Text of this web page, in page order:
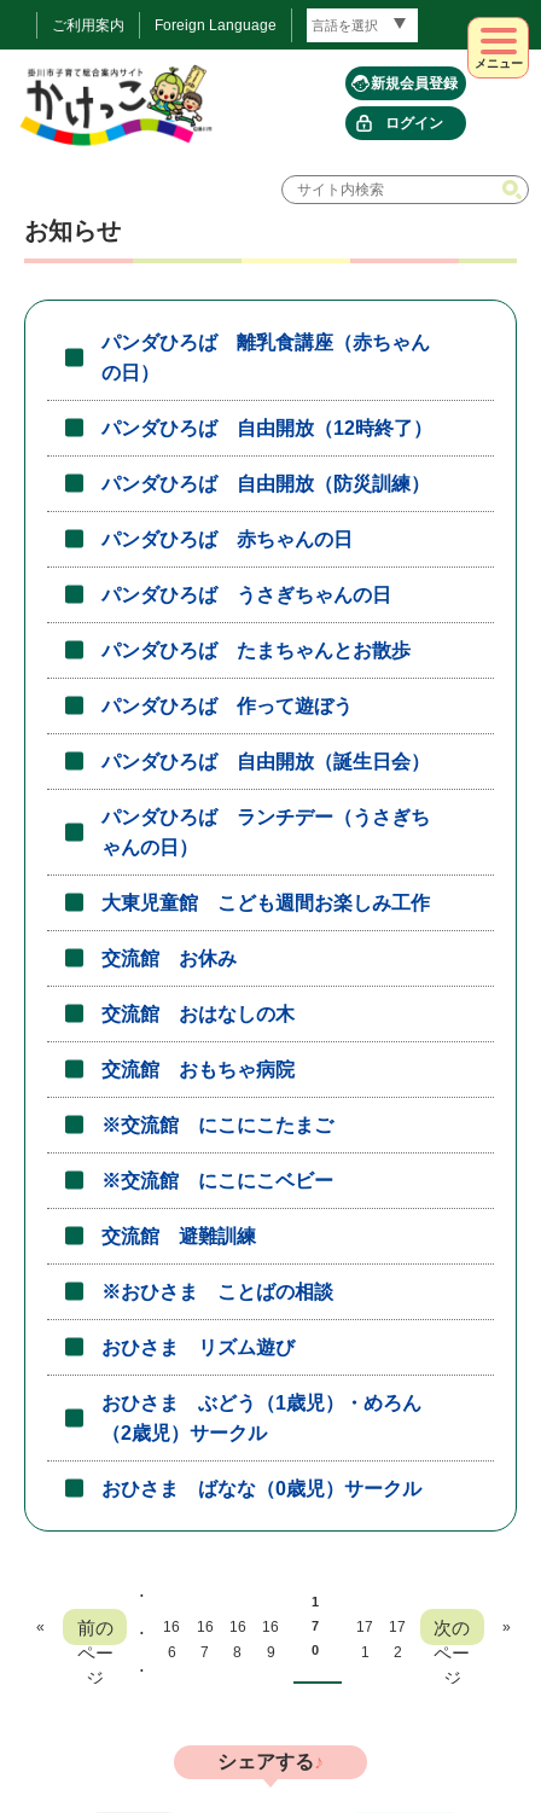
ご利用案内 Foreign Language
新規会員登録
ログイン
メニュー
お知らせ
パンダひろば 離乳食講座（赤ちゃん
の日）
パンダひろば 自由開放（12時終了）
パンダひろば 自由開放（防災訓練）
パンダひろば 赤ちゃんの日
パンダひろば うさぎちゃんの日
パンダひろば たまちゃんとお散歩
パンダひろば 作って遊ぼう
パンダひろば 自由開放（誕生日会）
パンダひろば ランチデー（うさぎち
ゃんの日）
大東児童館 こども週間お楽しみ工作
交流館 お休み
交流館 おはなしの木
交流館 おもちゃ病院
※交流館 にこにこたまご
※交流館 にこにこベビー
交流館 避難訓練
※おひさま ことばの相談
おひさま リズム遊び
おひさま ぶどう（1歳児）・めろん
（2歳児）サークル
おひさま ばなな（0歳児）サークル
«
前の
ペー
ジ
.
.
.
16
6
16
7
16
8
16
9
1
7
0
17
1
17
2
次の
ペー
ジ
»
シェアする